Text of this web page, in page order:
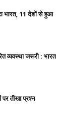
भारत, 11 देशों से हुआ
व्यवस्था जरूरी : भारत
तीखा प्रश्न